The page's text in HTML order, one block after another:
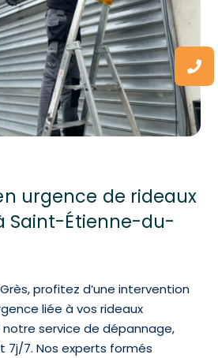
urgence de rideaux
Saint-Étienne-du-
profitez d’une intervention
liée à vos rideaux
service de dépannage,
7j/7. Nos experts formés